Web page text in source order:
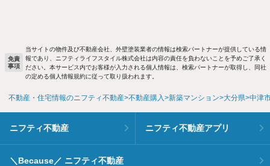
免責
事項
当サイトの物件及び不動産会社、外壁塗装業者の情報は検索パートナーが提供している情
報であり、ニフティライフスタイル株式会社は内容の責任を負わないことを予めご了承く
ださい。本サービス内でお客様が入力される個人情報は、検索パートナーが取得し、同社
の定める個人情報規約に従って取り扱われます。
不動産・住宅情報のニフティ不動産 不動産購入 新築マンション 大分県 中津
ニフティ不動産 ニフティ不動産アプリ
＼Because／ ニフティ不動産